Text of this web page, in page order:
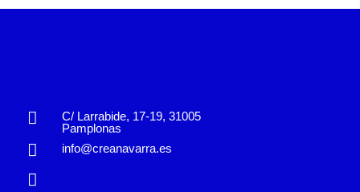
C/ Larrabide, 17-19, 31005
Pamplonas
info@creanavarra.es